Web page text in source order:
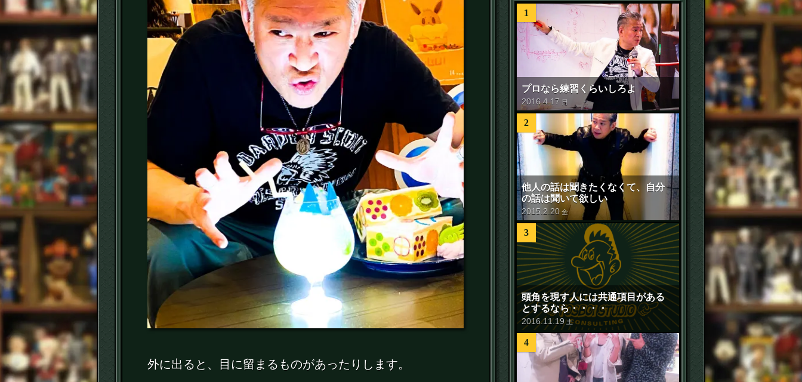
外に出ると、目に留まるものがあったりします。
1
プロなら練習くらいしろよ
2016 .4.17 日
2
他人の話は聞きたくなくて、自分
の話は聞いて欲しい
2015 2 20 金
3
頭角を現す人には共通項目がある
とするなら・・・・
2016.11.19 土
4